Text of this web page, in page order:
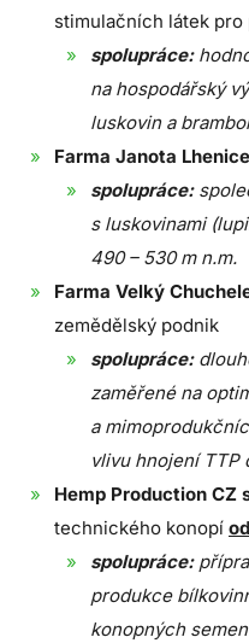
stimulačních látek
spolupráce:
na hospodářský
luskovin a
Farma Janota Lhenice
spolupráce:
s luskovinami
490 – 530 m n.m.
Farma Velký
zemědělský podnik
spolupráce:
zaměřené na
a
vlivu hnojení TTP
Hemp Production CZ
technického konopí
spolupráce:
produkce
konopných semen